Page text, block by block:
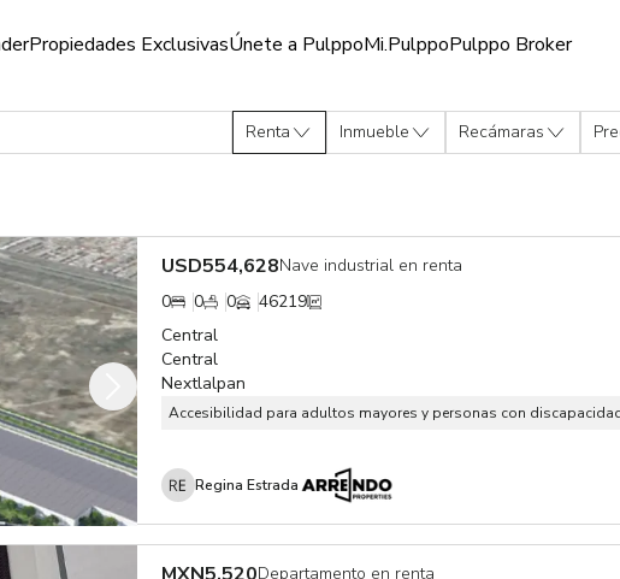
Propiedades ExclusivasÚnete a PulppoMi.PulppoPulppo Broker
Renta Inmueble Recámaras
USD554,628Nave industrial en renta
0
0 0
46219
Central
Central
Nextlalpan
Accesibilidad para adultos mayores y personas con
Regina Estrada
Departamento en renta